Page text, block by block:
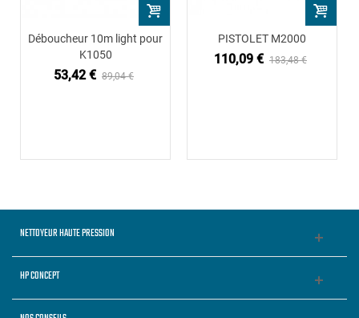
Déboucheur 10m light pour
K1050
53,42 € 89,04 €
PISTOLET M2000
110,09 € 183,48 €
NETTOYEUR HAUTE PRESSION
HP CONCEPT